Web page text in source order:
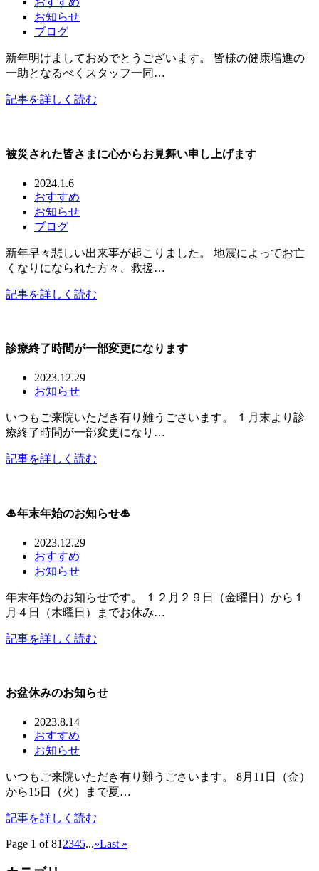
お知らせ
ブログ
新年明けましておめでとうございます。 皆様の健康増進の
一助となるべくスタッフ一同…
記事を詳しく読む
被災された皆さまに心からお見舞い申し上げます
2024.1.6
おすすめ
お知らせ
ブログ
新年早々悲しい出来事が起こりました。 地震によってお亡
くなりになられた方々、救援…
記事を詳しく読む
診療終了時間が一部変更になります
2023.12.29
お知らせ
いつもご来院いただき有り難うごさいます。 １月末より診
療終了時間が一部変更になり…
記事を詳しく読む
🎍年末年始のお知らせ🎍
2023.12.29
おすすめ
お知らせ
年末年始のお知らせです。 １２月２９日（金曜日）から１
月４日（木曜日）までお休み…
記事を詳しく読む
お盆休みのお知らせ
2023.8.14
おすすめ
お知らせ
いつもご来院いただき有り難うごさいます。 8月11日（金）
から15日（火）まで夏…
記事を詳しく読む
Page 1 of 812345...»Last »